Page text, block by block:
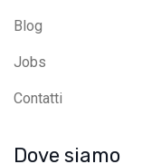
Blog
Jobs
Contatti
Dove siamo